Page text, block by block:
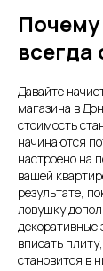
всегда
Давайте
магазина в
стоимость
начинаются
настроено на
вашей
результате,
ловушку
декоративные
вписать
становится в